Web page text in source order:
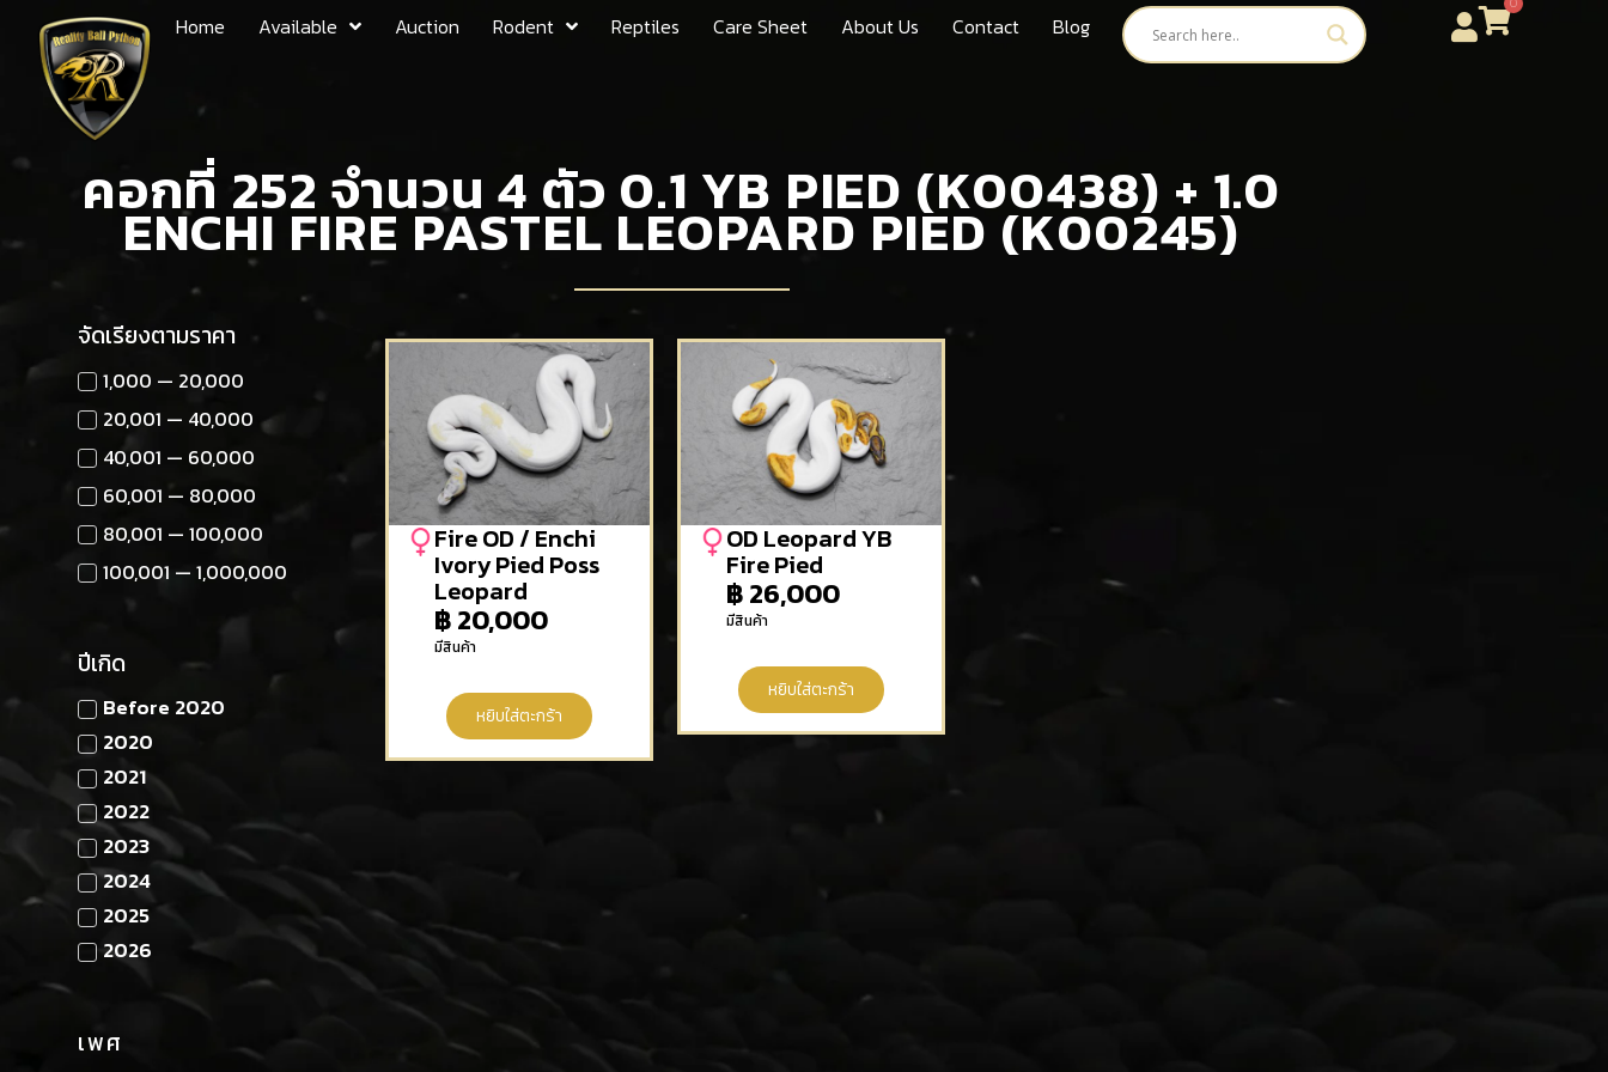
Home Available Auction Rodent Reptiles Care Sheet About Us Contact Blog
คอกที่ 252 จำนวน 4 ตัว 0.1 YB PIED (K00438) + 1.0
ENCHI FIRE PASTEL LEOPARD PIED (K00245)
จัดเรียงตามราคา
1,000 — 20,000
20,001 — 40,000
40,001 — 60,000
60,001 — 80,000
80,001 — 100,000
100,001 — 1,000,000
ปีเกิด
Before 2020
2020
2021
2022
2023
2024
2025
2026
เพศ
Fire OD / Enchi
Ivory Pied Poss
Leopard
฿20,000
มีสินค้า
หยิบใส่ตะกร้า
OD Leopard YB
Fire Pied
฿26,000
มีสินค้า
หยิบใส่ตะกร้า